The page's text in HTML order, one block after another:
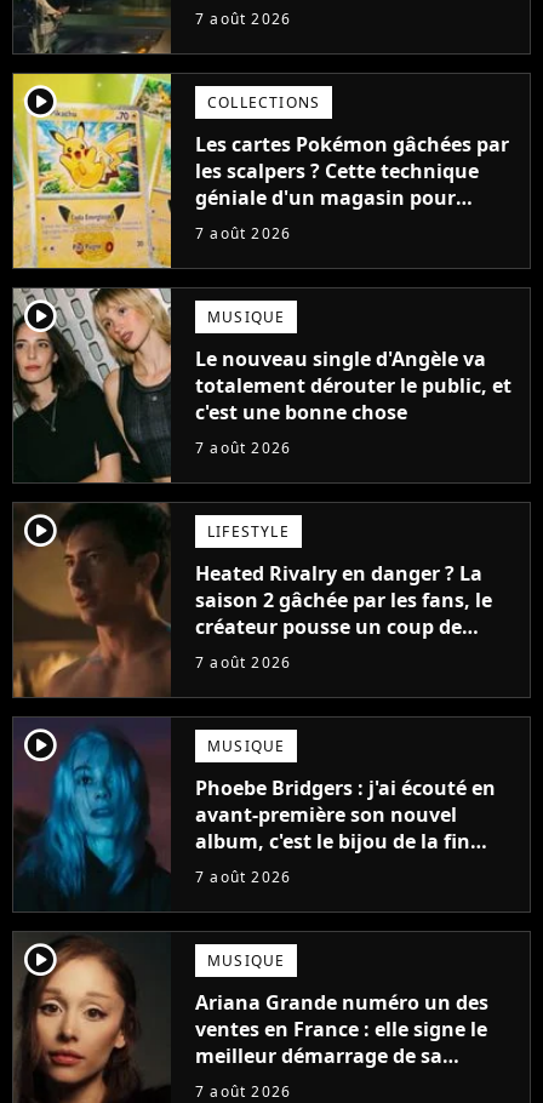
aurait pu être encore pire à
7 août 2026
player2 COLLECTIONS
Les cartes Pokémon gâchées par
les scalpers ? Cette technique
géniale d'un magasin pour
ruiner les revendeurs
7 août 2026
player2 MUSIQUE
Le nouveau single d'Angèle va
totalement dérouter le public, et
c'est une bonne chose
7 août 2026
player2 LIFESTYLE
Heated Rivalry en danger ? La
saison 2 gâchée par les fans, le
créateur pousse un coup de
gueule
7 août 2026
player2 MUSIQUE
Phoebe Bridgers : j'ai écouté en
avant-première son nouvel
album, c'est le bijou de la fin
d'été
7 août 2026
player2 MUSIQUE
Ariana Grande numéro un des
ventes en France : elle signe le
meilleur démarrage de sa
carrière avec son album Petal
7 août 2026